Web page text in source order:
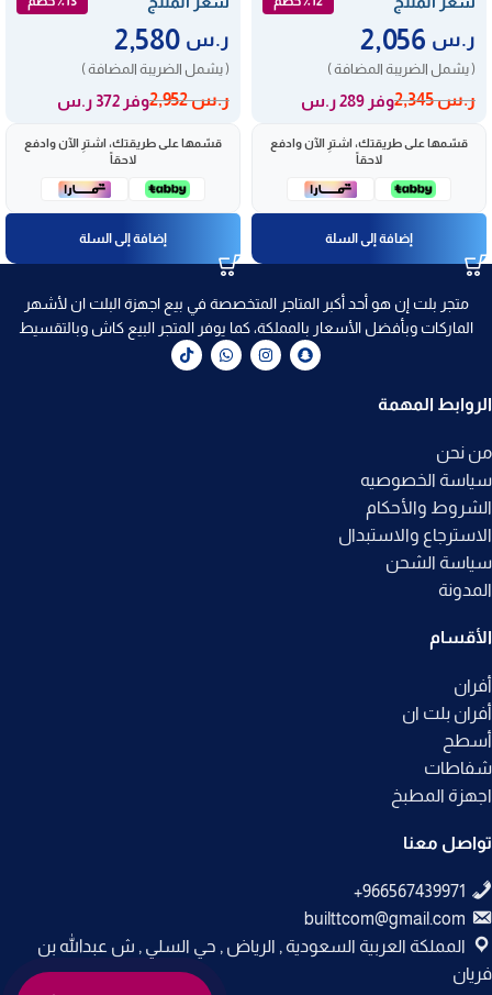
ر.س
( يشمل الضريبة المضافة )
ر.س2,345 وفر 289 ر.س
قسّمها على طريقتك، اشترِ الآن وادفع
لاحقاً
إضافة إلى السلة
ر.س
( يشمل الضريبة المضافة )
ر.س2,952 وفر 372 ر.س
قسّمها على طريقتك، اشترِ الآن وادفع
لاحقاً
إضافة إلى السلة
متجر بلت إن هو أحد أكبر المتاجر المتخصصة في بيع اجهزة البلت ان لأشهر
الماركات وبأفضل الأسعار بالمملكة، كما يوفر المتجر البيع كاش وبالتقسيط
الروابط المهمة
من نحن
سياسة الخصوصيه
الشروط والأحكام
الاسترجاع والاستبدال
سياسة الشحن
المدونة
الأقسام
أفران
أفران بلت ان
أسطح
شفاطات
اجهزة المطبخ
تواصل معنا
builttcom@gmail.com
المملكة العربية السعودية , الرياض , حي السلي , ش عبدالله بن
فريان